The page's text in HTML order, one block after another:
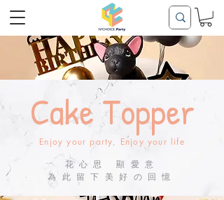
Cake Topper
Enjoy your party, Enjoy your life
花心思 顯愛意
為此留下美好の回憶